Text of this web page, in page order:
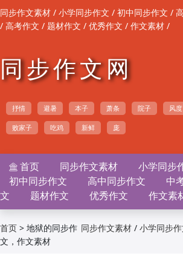
同步作文素材 / 小学同步作文 / 初中同步作文 /
/ 高考作文 / 题材作文 / 优秀作文 / 作文素材 /
同步作文网
抒情 避暑 本子 萧条 院子 风度
败家子 吃鸡 新鲜 庞
 首页 同步作文素材
小学同步
初中同步作文
高中同步作文 中
文
题材作文 优秀作文 作文素
同步作文素材 /小学同步作
首页 > 地狱的同步作
文，作文素材